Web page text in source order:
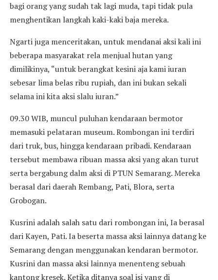
bagi orang yang sudah tak lagi muda, tapi tidak pula
menghentikan langkah kaki-kaki baja mereka.
Ngarti juga menceritakan, untuk mendanai aksi kali ini
beberapa masyarakat rela menjual hutan yang
dimilikinya, “untuk berangkat kesini aja kami iuran
sebesar lima belas ribu rupiah, dan ini bukan sekali
selama ini kita aksi slalu iuran.”
09.30 WIB, muncul puluhan kendaraan bermotor
memasuki pelataran museum. Rombongan ini terdiri
dari truk, bus, hingga kendaraan pribadi. Kendaraan
tersebut membawa ribuan massa aksi yang akan turut
serta bergabung dalm aksi di PTUN Semarang. Mereka
berasal dari daerah Rembang, Pati, Blora, serta
Grobogan.
Kusrini adalah salah satu dari rombongan ini, Ia berasal
dari Kayen, Pati. Ia beserta massa aksi lainnya datang ke
Semarang dengan menggunakan kendaran bermotor.
Kusrini dan massa aksi lainnya menenteng sebuah
kantong kresek. Ketika ditanya soal isi yang di